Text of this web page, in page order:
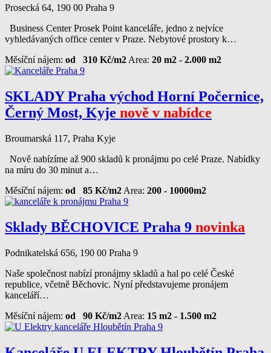
Prosecká 64, 190 00 Praha 9
Business Center Prosek Point kanceláře, jedno z nejvíce
vyhledávaných office center v Praze. Nebytové prostory k…
Měsíční nájem: od 310 Kč/m2 Area: 20 m2 - 2.000 m2
SKLADY Praha východ Horní Počernice,
Černý Most, Kyje nově v nabídce
Broumarská 117, Praha Kyje
Nově nabízíme až 900 skladů k pronájmu po celé Praze. Nabídky
na míru do 30 minut a…
Měsíční nájem: od 85 Kč/m2 Area: 200 - 10000m2
Sklady BĚCHOVICE Praha 9 novinka
Podnikatelská 656, 190 00 Praha 9
Naše společnost nabízí pronájmy skladů a hal po celé České
republice, včetně Běchovic. Nyní představujeme pronájem
kanceláří…
Měsíční nájem: od 90 Kč/m2 Area: 15 m2 - 1.500 m2